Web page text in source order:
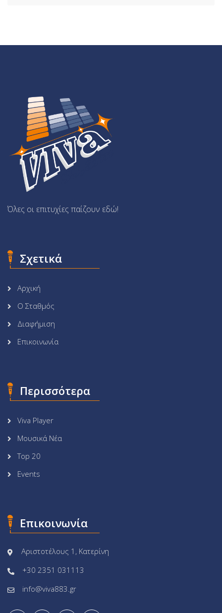
Όλες οι επιτυχίες παίζουν εδώ!
Σχετικά
Αρχική
Ο Σταθμός
Διαφήμιση
Επικοινωνία
Περισσότερα
Viva Player
Μουσικά Νέα
Top 20
Events
Επικοινωνία
Αριστοτέλους 1, Κατερίνη
+30 2351 031113
info@viva883.gr